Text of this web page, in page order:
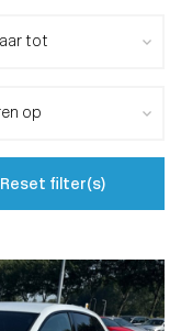
Reset filter(s)